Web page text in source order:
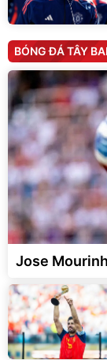
BÓNG ĐÁ TÂY
Jose